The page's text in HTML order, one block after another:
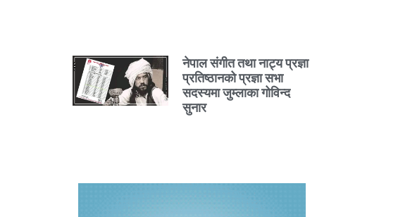
नेपाल संगीत तथा नाट्य प्रज्ञा
प्रतिष्ठानको प्रज्ञा सभा
सदस्यमा जुम्लाका गोविन्द
सुनार